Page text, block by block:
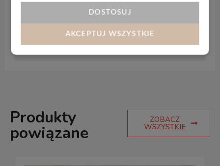
Specyfikacja techniczna
Produkty
powiązane
ZOBACZ
WSZYSTKIE
DOSTOSUJ
AKCEPTUJ WSZYSTKIE